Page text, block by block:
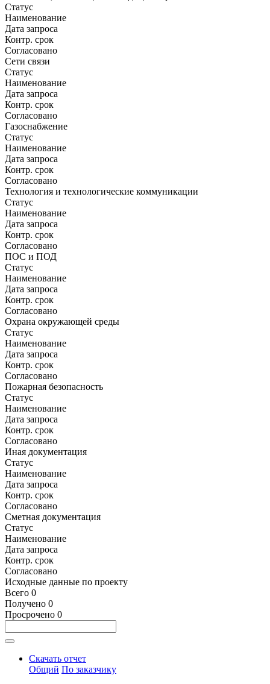
Статус
Наименование
Дата запроса
Контр. срок
Согласовано
Сети связи
Статус
Наименование
Дата запроса
Контр. срок
Согласовано
Газоснабжение
Статус
Наименование
Дата запроса
Контр. срок
Согласовано
Технология и технологические коммуникации
Статус
Наименование
Дата запроса
Контр. срок
Согласовано
ПОС и ПОД
Статус
Наименование
Дата запроса
Контр. срок
Согласовано
Охрана окружающей среды
Статус
Наименование
Дата запроса
Контр. срок
Согласовано
Пожарная безопасность
Статус
Наименование
Дата запроса
Контр. срок
Согласовано
Иная документация
Статус
Наименование
Дата запроса
Контр. срок
Согласовано
Сметная документация
Статус
Наименование
Дата запроса
Контр. срок
Согласовано
Исходные данные по проекту
Всего 0
Получено 0
Просрочено 0
Скачать отчет
Общий По заказчику